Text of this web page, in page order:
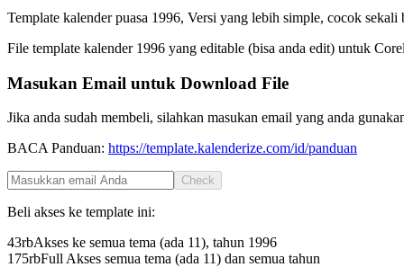
Template kalender puasa 1996, Versi yang lebih simple, cocok
File template kalender 1996 yang editable (bisa anda edit) untuk
Masukan Email untuk Download File
Jika anda sudah membeli, silahkan masukan email yang anda
BACA Panduan: https://template.kalenderize.com/id/panduan
Check
Beli akses ke template ini:
43rbAkses ke semua tema (ada 11), tahun 1996
175rbFull Akses semua tema (ada 11) dan semua tahun